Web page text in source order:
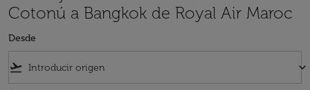
Cotonú a Bangkok de Royal Air Maroc
Desde
flight_takeoff keyboard_arrow_down